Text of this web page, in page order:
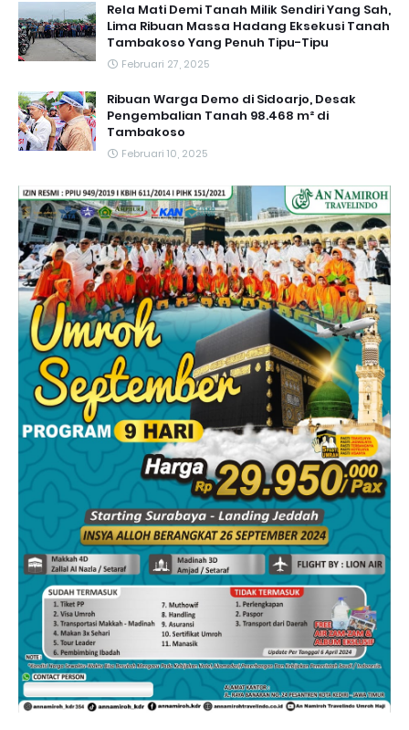
Rela Mati Demi Tanah Milik Sendiri Yang Sah,
Lima Ribuan Massa Hadang Eksekusi Tanah
Tambakoso Yang Penuh Tipu-Tipu
Februari 27, 2025
Ribuan Warga Demo di Sidoarjo, Desak
Pengembalian Tanah 98.468 m² di
Tambakoso
Februari 10, 2025